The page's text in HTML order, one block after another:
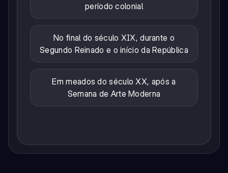
período colonial
No final do século XIX, durante o
Segundo Reinado e o início da República
Em meados do século XX, após a
Semana de Arte Moderna